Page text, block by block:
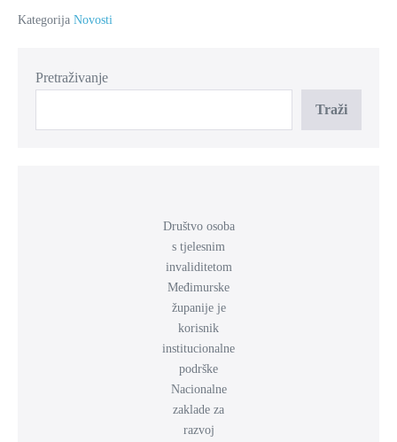
Kategorija Novosti
Pretraživanje
Traži
Društvo osoba
s tjelesnim
invaliditetom
Međimurske
županije je
korisnik
institucionalne
podrške
Nacionalne
zaklade za
razvoj